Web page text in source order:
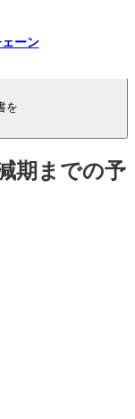
ーン
を
期までの予